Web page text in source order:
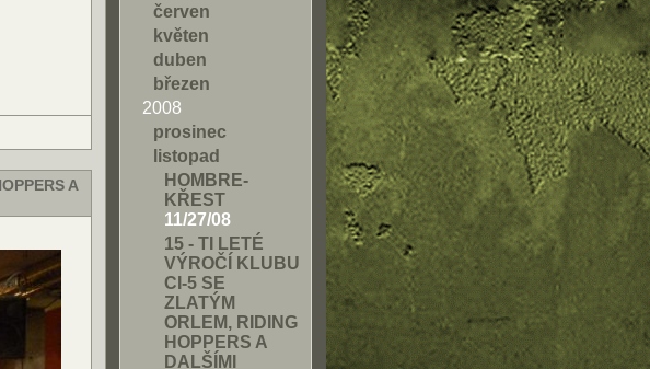
A
červen
květen
duben
březen
2008
prosinec
listopad
HOMBRE-
KŘEST
11/27/08
15 - TI LETÉ
VÝROČÍ KLUBU
CI-5 SE
ZLATÝM
ORLEM, RIDING
HOPPERS A
DALŠÍMI